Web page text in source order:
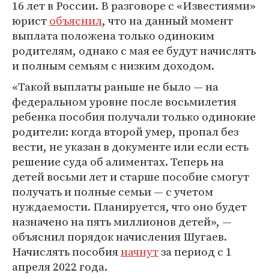
16 лет в России. В разговоре с «Известиями»
юристобъяснил, что на данный момент
выплата положена только одиноким
родителям, однако с мая ее будут начислять
и полным семьям с низким доходом.
«Такой выплаты раньше не было — на
федеральном уровне после восьмилетия
ребенка пособия получали только одинокие
родители: когда второй умер, пропал без
вести, не указан в документе или если есть
решение суда об алиментах. Теперь на
детей восьми лет и старше пособие смогут
получать и полные семьи — с учетом
нуждаемости. Планируется, что оно будет
назначено на пять миллионов детей», —
объяснил порядок начисления Шугаев.
Начислять пособияначнутза период с 1
апреля 2022 года.